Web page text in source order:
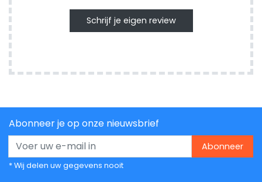
Schrijf je eigen review
Abonneer je op onze nieuwsbrief
Abonneer
* Wij delen uw gegevens nooit